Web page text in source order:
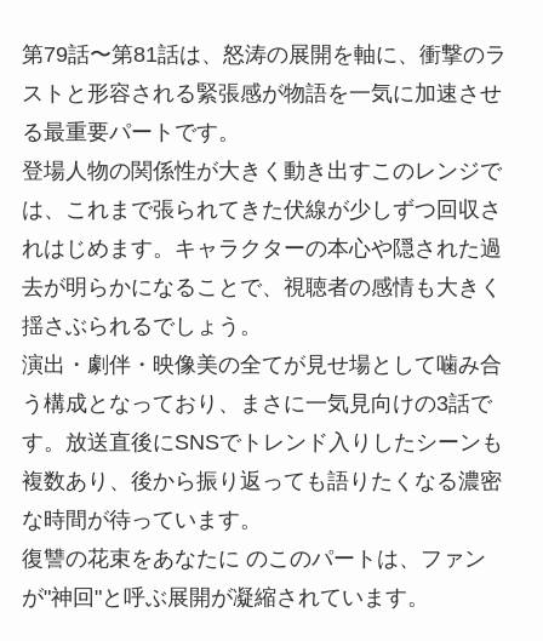
第79話〜第81話は、怒涛の展開を軸に、衝撃のラ
ストと形容される緊張感が物語を一気に加速させ
る最重要パートです。
登場人物の関係性が大きく動き出すこのレンジで
は、これまで張られてきた伏線が少しずつ回収さ
れはじめます。キャラクターの本心や隠された過
去が明らかになることで、視聴者の感情も大きく
揺さぶられるでしょう。
演出・劇伴・映像美の全てが見せ場として噛み合
う構成となっており、まさに一気見向けの3話で
す。放送直後にSNSでトレンド入りしたシーンも
複数あり、後から振り返っても語りたくなる濃密
な時間が待っています。
復讐の花束をあなたに のこのパートは、ファン
が"神回"と呼ぶ展開が凝縮されています。